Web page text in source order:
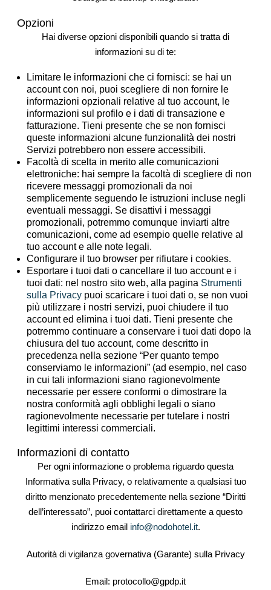
Opzioni
Hai diverse opzioni disponibili quando si tratta di
informazioni su di te:
Limitare le informazioni che ci fornisci: se hai un
account con noi, puoi scegliere di non fornire le
informazioni opzionali relative al tuo account, le
informazioni sul profilo e i dati di transazione e
fatturazione. Tieni presente che se non fornisci
queste informazioni alcune funzionalità dei nostri
Servizi potrebbero non essere accessibili.
Facoltà di scelta in merito alle comunicazioni
elettroniche: hai sempre la facoltà di scegliere di non
ricevere messaggi promozionali da noi
semplicemente seguendo le istruzioni incluse negli
eventuali messaggi. Se disattivi i messaggi
promozionali, potremmo comunque inviarti altre
comunicazioni, come ad esempio quelle relative al
tuo account e alle note legali.
Configurare il tuo browser per rifiutare i cookies.
Esportare i tuoi dati o cancellare il tuo account e i
tuoi dati: nel nostro sito web, alla pagina Strumenti
sulla Privacy puoi scaricare i tuoi dati o, se non vuoi
più utilizzare i nostri servizi, puoi chiudere il tuo
account ed elimina i tuoi dati. Tieni presente che
potremmo continuare a conservare i tuoi dati dopo la
chiusura del tuo account, come descritto in
precedenza nella sezione “Per quanto tempo
conserviamo le informazioni” (ad esempio, nel caso
in cui tali informazioni siano ragionevolmente
necessarie per essere conformi o dimostrare la
nostra conformità agli obblighi legali o siano
ragionevolmente necessarie per tutelare i nostri
legittimi interessi commerciali.
Informazioni di contatto
Per ogni informazione o problema riguardo questa
Informativa sulla Privacy, o relativamente a qualsiasi tuo
diritto menzionato precedentemente nella sezione “Diritti
dell’interessato”, puoi contattarci direttamente a questo
indirizzo email info@nodohotel.it.
Autorità di vigilanza governativa (Garante) sulla Privacy
Email: protocollo@gpdp.it